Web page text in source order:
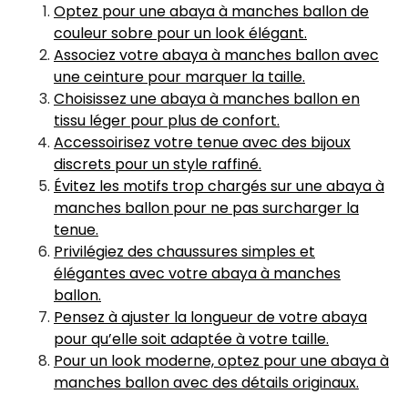
Optez pour une abaya à manches ballon de
couleur sobre pour un look élégant.
Associez votre abaya à manches ballon avec
une ceinture pour marquer la taille.
Choisissez une abaya à manches ballon en
tissu léger pour plus de confort.
Accessoirisez votre tenue avec des bijoux
discrets pour un style raffiné.
Évitez les motifs trop chargés sur une abaya à
manches ballon pour ne pas surcharger la
tenue.
Privilégiez des chaussures simples et
élégantes avec votre abaya à manches
ballon.
Pensez à ajuster la longueur de votre abaya
pour qu’elle soit adaptée à votre taille.
Pour un look moderne, optez pour une abaya à
manches ballon avec des détails originaux.